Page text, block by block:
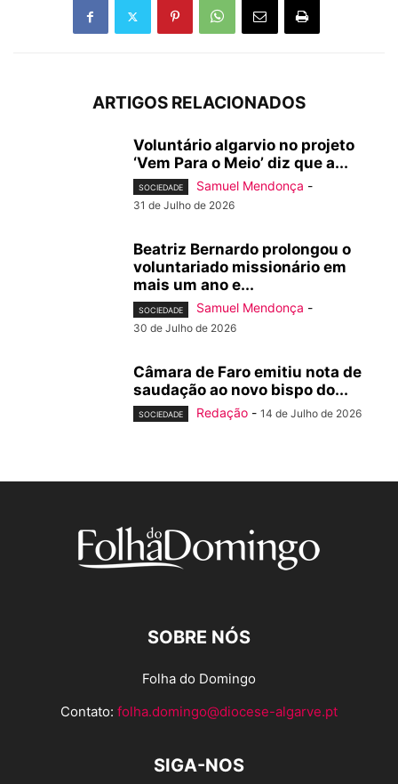
ARTIGOS RELACIONADOS
Voluntário algarvio no projeto
‘Vem Para o Meio’ diz que a...
SOCIEDADE Samuel Mendonça -
31 de Julho de 2026
Beatriz Bernardo prolongou o
voluntariado missionário em
mais um ano e...
SOCIEDADE Samuel Mendonça -
30 de Julho de 2026
Câmara de Faro emitiu nota de
saudação ao novo bispo do...
SOCIEDADE Redação - 14 de Julho de 2026
SOBRE NÓS
Folha do Domingo
Contato: folha.domingo@diocese-algarve.pt
SIGA-NOS